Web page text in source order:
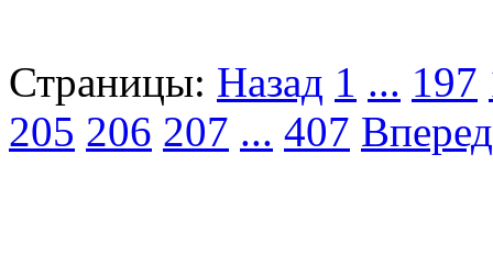
Страницы: Назад 1 ... 197
205 206 207 ... 407 Вперед